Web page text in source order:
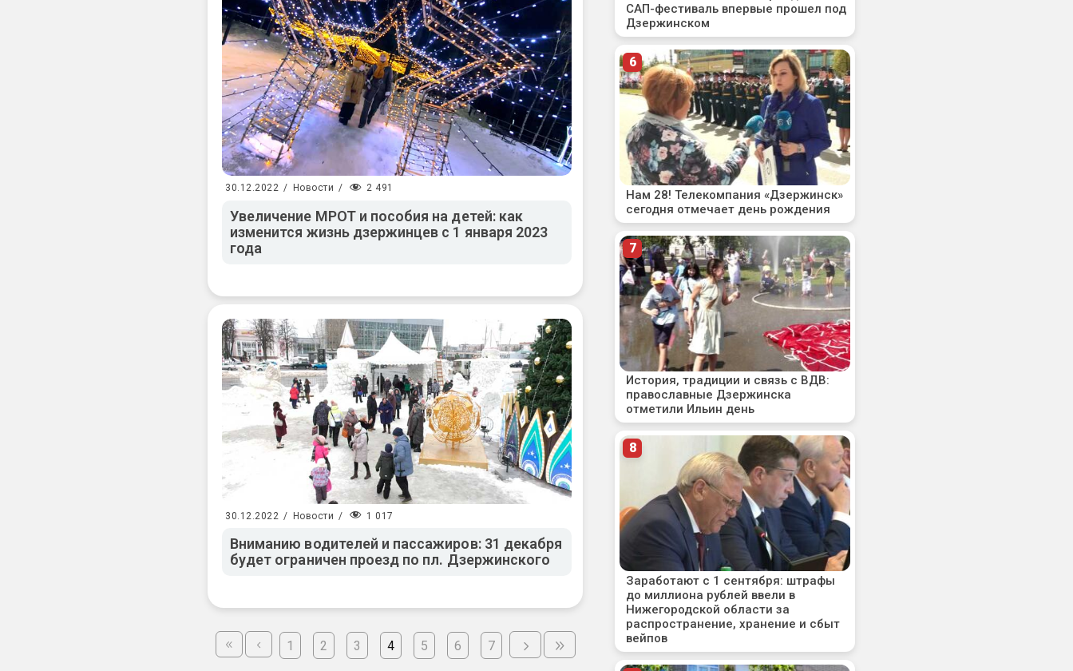
30.12.2022 / Новости / 2 491
Увеличение МРОТ и пособия на детей: как
изменится жизнь дзержинцев с 1 января 2023
года
30.12.2022 / Новости / 1 017
Вниманию водителей и пассажиров: 31 декабря
будет ограничен проезд по пл. Дзержинского
1 2 3 4 5 6 7